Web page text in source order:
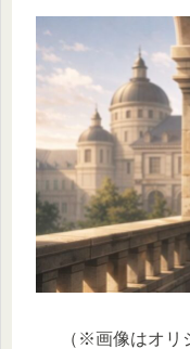
（※画像はオリ